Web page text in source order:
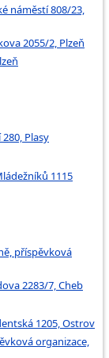
náměstí 808/23,
2055/2, Plzeň
Plasy
1115
příspěvková
2283/7, Cheb
1205, Ostrov
organizace,